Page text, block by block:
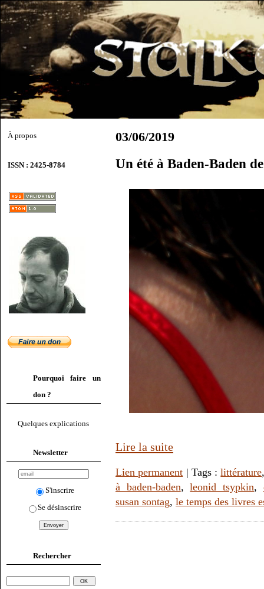
À propos
ISSN : 2425-8784
Pourquoi faire un
don ?
Quelques explications
Newsletter
S'inscrire
Se désinscrire
Rechercher
03/06/2019
Un été à Baden-Baden
Lire la suite
Lien permanent | Tags :littérature
à baden-baden,leonid tsypkin,
susan sontag, le temps des livres